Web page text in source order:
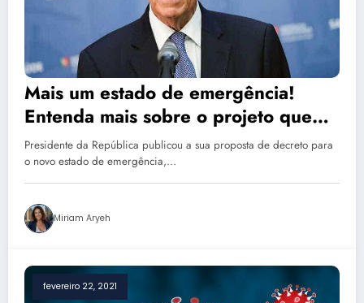
Mais um estado de emergência!
Entenda mais sobre o projeto que
guia Portugal até 30 de Abril.
Presidente da República publicou a sua proposta de decreto para
o novo estado de emergência,…
Miriam Aryeh
fevereiro 22, 2021